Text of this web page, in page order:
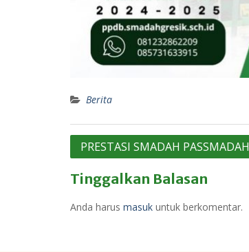
Berita
Navigasi
PRESTASI SMADAH PASSMADAH
Tinggalkan Balasan
Anda harus masuk untuk berkomentar.